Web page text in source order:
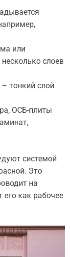
или
слоев
тонкий слой
ОСБ-плиты
системой
Это
на
его как рабочее